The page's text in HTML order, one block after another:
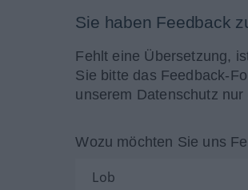
Sie haben Feedback
Fehlt eine Übersetzung,
Sie bitte das Feedback-
unserem Datenschutz
Wozu möchten Sie uns